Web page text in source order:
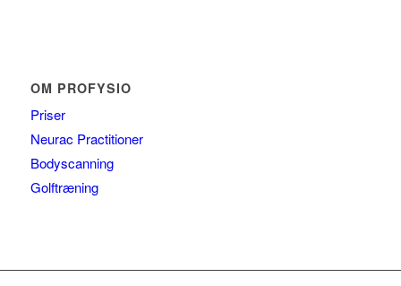
OM PROFYSIO
Priser
Neurac Practitioner
Bodyscanning
Golftræning